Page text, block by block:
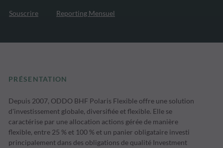
Souscrire Reporting Mensuel
PRÉSENTATION
Depuis 2007, ODDO BHF Polaris Flexible offre une solution
d'investissement globale, diversifiée et flexible. Elle se
caractérise par une allocation actions gérée de manière
flexible, entre 25 % et 100 % et un panier obligataire investi
principalement dans des obligations de qualité Investment